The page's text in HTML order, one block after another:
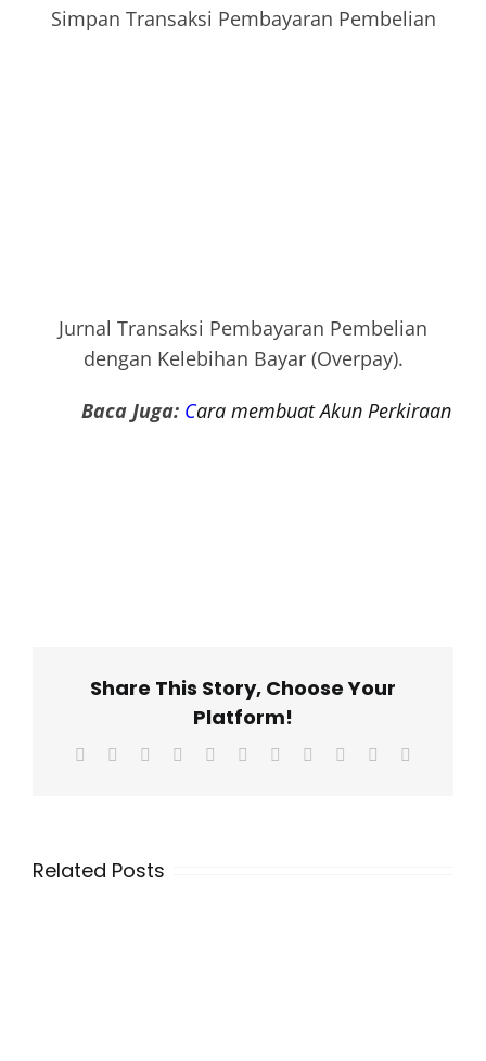
Simpan Transaksi Pembayaran Pembelian
Jurnal Transaksi Pembayaran Pembelian
dengan Kelebihan Bayar (Overpay).
Baca Juga: Cara membuat Akun Perkiraan
Share This Story, Choose Your
Platform!
Facebook Reddit LinkedInWhatsAppTelegram
TumblrPinterest Xing
Related Posts